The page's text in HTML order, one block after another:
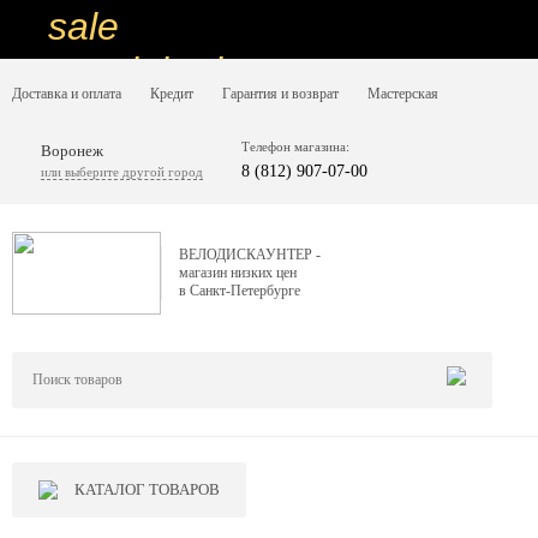
sale
special price
ну очень
вот дешево
sale
sale
Доставка и оплата Кредит Гарантия и возврат Мастерская
Воронеж
или выберите другой город
Телефон магазина:
8 (812) 907-07-00
ВЕЛОДИСКАУНТЕР -
магазин низких цен
в Санкт-Петербурге
КАТАЛОГ ТОВАРОВ